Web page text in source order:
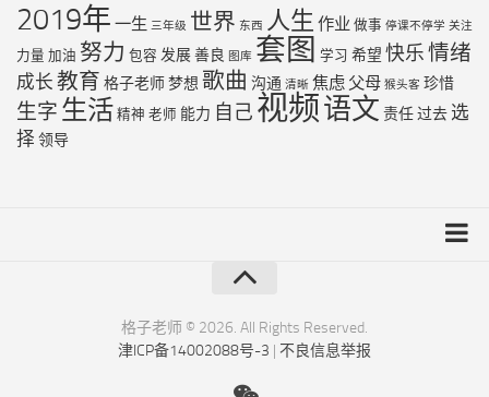
2019年 一生 三年级 世界 东西 人生 作业 做事 停课不停学 关注
力量 加油 努力 包容 发展善良 图库 套图 学习 希望 快乐情绪
成长 教育 格子老师梦想 歌曲 沟通 清晰 焦虑 父母 猴头客 珍惜
生字 生活 精神 老师 能力 自己 视频语文 责任过去 选
择 领导
格子老师 © 2026. All Rights Reserved.
津ICP备14002088号-3 | 不良信息举报